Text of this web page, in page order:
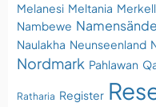
Melanesi Meltania
Nambewe
Naulakha Neunseenland
Nordmark Pahlawan
Ratharia Register